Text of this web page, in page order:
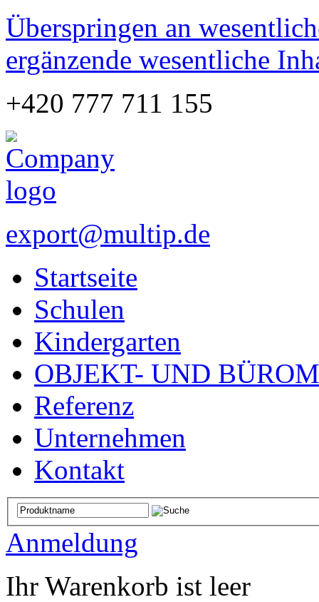
Überspringen an
ergänzende wesentliche
+420 777 711 155
export@multip.de
Startseite
Schulen
Kindergarten
OBJEKT- UND
Referenz
Unternehmen
Kontakt
Anmeldung
Ihr Warenkorb ist leer